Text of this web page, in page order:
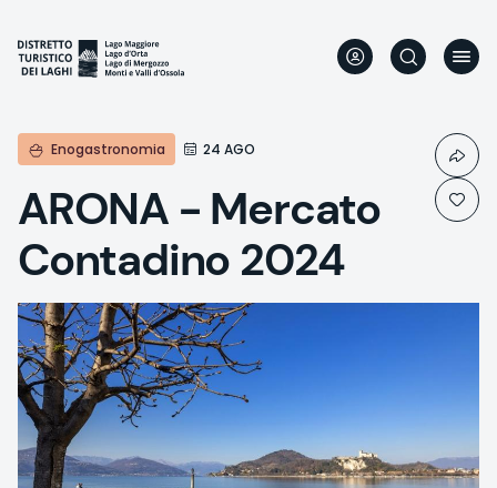
contenu
principal
Enogastronomia 24 AGO
ARONA - Mercato
Contadino 2024